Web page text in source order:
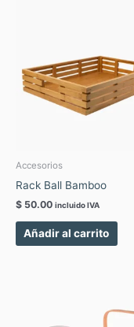
Accesorios
Rack Ball Bamboo
$ 50.00 incluido IVA
Añadir al carrito